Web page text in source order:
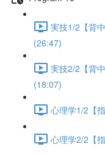
実技1/2【背
(26:47)
実技2/2【背
(18:07)
心理学1/2【
心理学2/2【